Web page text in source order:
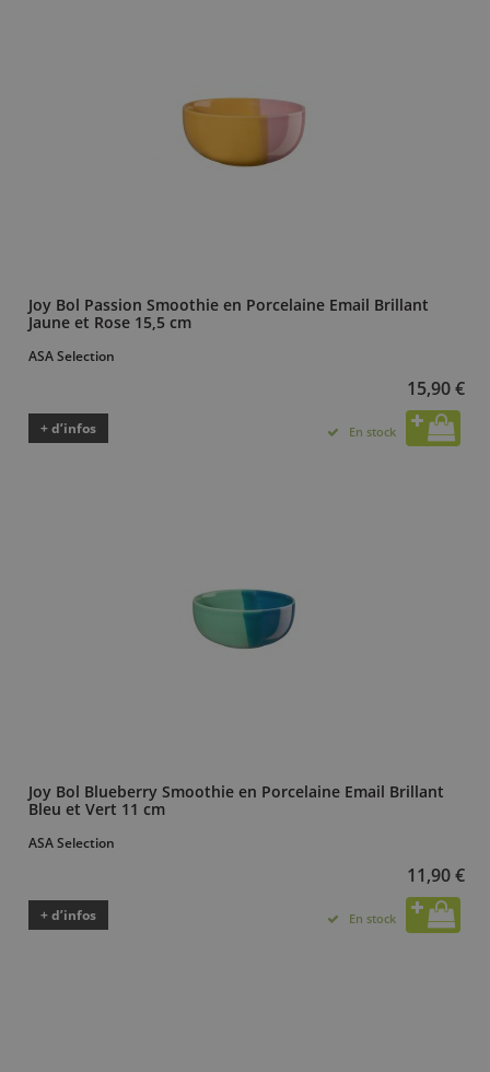
Joy Bol Passion Smoothie en Porcelaine Email Brillant
Jaune et Rose 15,5 cm
ASA Selection
15,90 €
+ d’infos En stock
Joy Bol Blueberry Smoothie en Porcelaine Email Brillant
Bleu et Vert 11 cm
ASA Selection
11,90 €
+ d’infos En stock